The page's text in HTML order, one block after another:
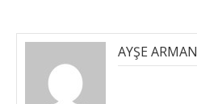
AYŞE ARMAN